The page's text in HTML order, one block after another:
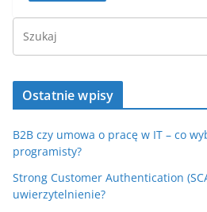
Ostatnie wpisy
B2B czy umowa o pracę w IT – co
programisty?
Strong Customer Authentication
uwierzytelnienie?